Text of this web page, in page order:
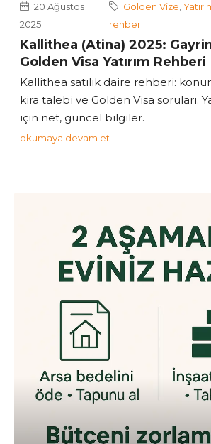
20 Ağustos
2025
Golden Vize ,
rehberi
Kallithea (Atina) 2025:
Golden Visa Yatırım Rehberi
Kallithea satılık daire rehberi:
kira talebi ve Golden Visa soruları.
için net, güncel bilgiler.
okumaya devam et